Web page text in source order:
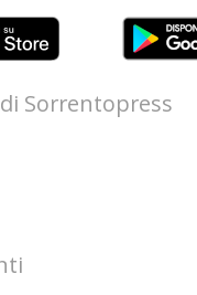
Sorrentopress